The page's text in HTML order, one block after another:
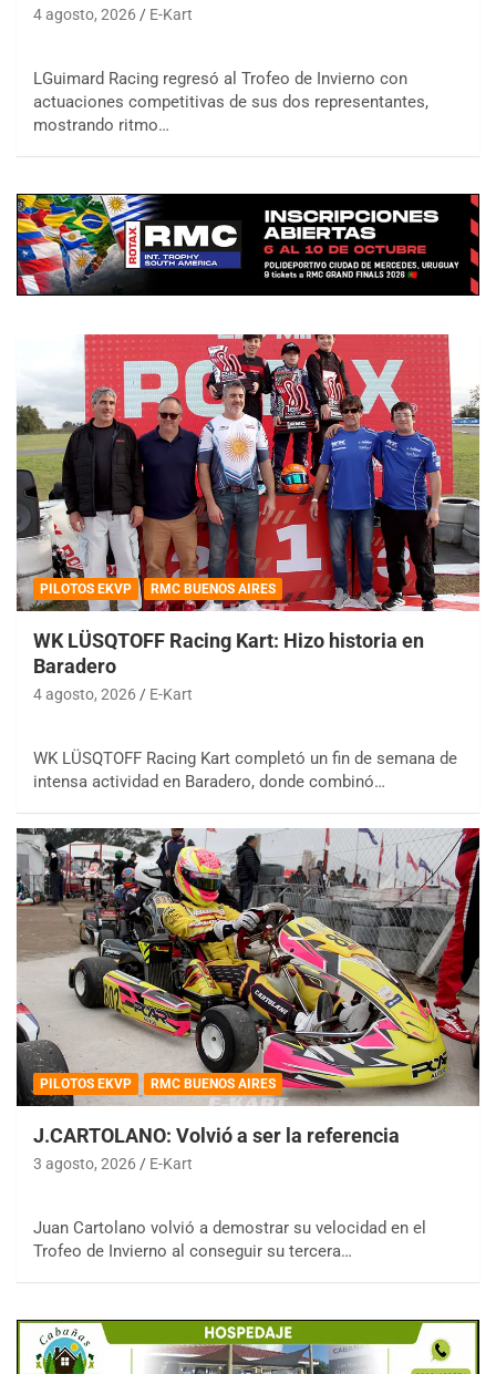
4 agosto, 2026 E-Kart
LGuimard Racing regresó al Trofeo de Invierno con
actuaciones competitivas de sus dos representantes,
mostrando ritmo…
PILOTOS EKVP RMC BUENOS AIRES
WK LÜSQTOFF Racing Kart: Hizo historia en
Baradero
4 agosto, 2026 E-Kart
WK LÜSQTOFF Racing Kart completó un fin de semana de
intensa actividad en Baradero, donde combinó…
PILOTOS EKVP RMC BUENOS AIRES
J.CARTOLANO: Volvió a ser la referencia
3 agosto, 2026 E-Kart
Juan Cartolano volvió a demostrar su velocidad en el
Trofeo de Invierno al conseguir su tercera…
08/09-AGO
KDO - F6